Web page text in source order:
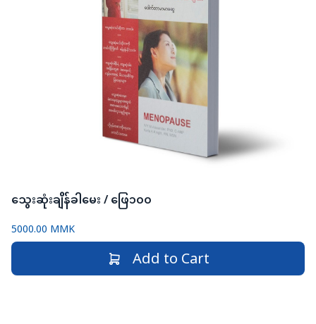
သွေးဆုံးချိန်ခါမေး / ဖြေ၁၀၀
5000.00 MMK
Add to Cart